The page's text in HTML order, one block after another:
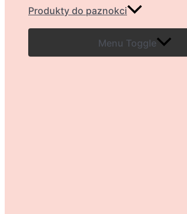
Produkty do paznokci
Menu Toggle